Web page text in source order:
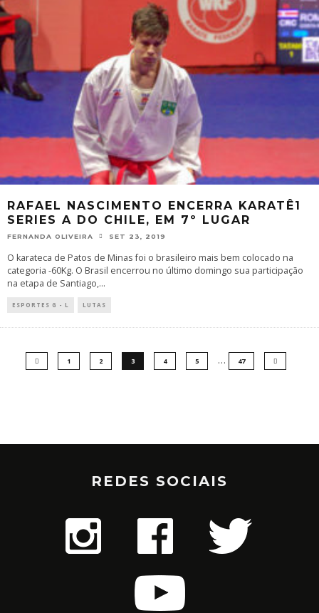
RAFAEL NASCIMENTO ENCERRA KARATÊ1
SERIES A DO CHILE, EM 7º LUGAR
FERNANDA OLIVEIRA SET 23, 2019
O karateca de Patos de Minas foi o brasileiro mais bem colocado na
categoria -60Kg. O Brasil encerrou no último domingo sua participação
na etapa de Santiago,...
ESPORTES G - L LUTAS
1 2 3 4 5 … 47
REDES SOCIAIS